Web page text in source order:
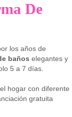
De
los años de
baños elegantes y
5 a 7 días.
hogar con diferente
gratuita